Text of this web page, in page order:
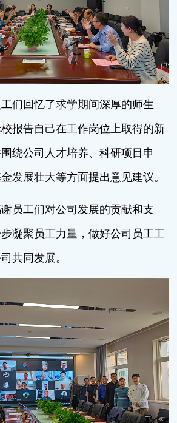
们回忆了求学期间深厚的师生
报告自己在工作岗位上取得的新
绕公司人才培养、科研项目申
发展壮大等方面提出意见建议。
员工们对公司发展的贡献和支
凝聚员工力量，做好公司员工工
共同发展。